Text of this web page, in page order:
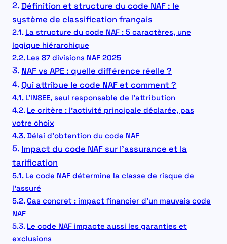
Définition et structure du code NAF : le
système de classification français
La structure du code NAF : 5 caractères, une
logique hiérarchique
Les 87 divisions NAF 2025
NAF vs APE : quelle différence réelle ?
Qui attribue le code NAF et comment ?
L’INSEE, seul responsable de l’attribution
Le critère : l’activité principale déclarée, pas
votre choix
Délai d’obtention du code NAF
Impact du code NAF sur l’assurance et la
tarification
Le code NAF détermine la classe de risque de
l’assuré
Cas concret : impact financier d’un mauvais code
NAF
Le code NAF impacte aussi les garanties et
exclusions